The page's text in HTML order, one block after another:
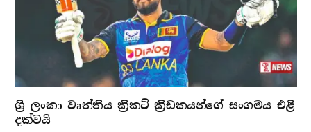
ශ්‍රි ලංකා වෘත්තිය ක්‍රිකට් ක්‍රිඩකයන්ගේ සංගමය එළි
දක්වයි